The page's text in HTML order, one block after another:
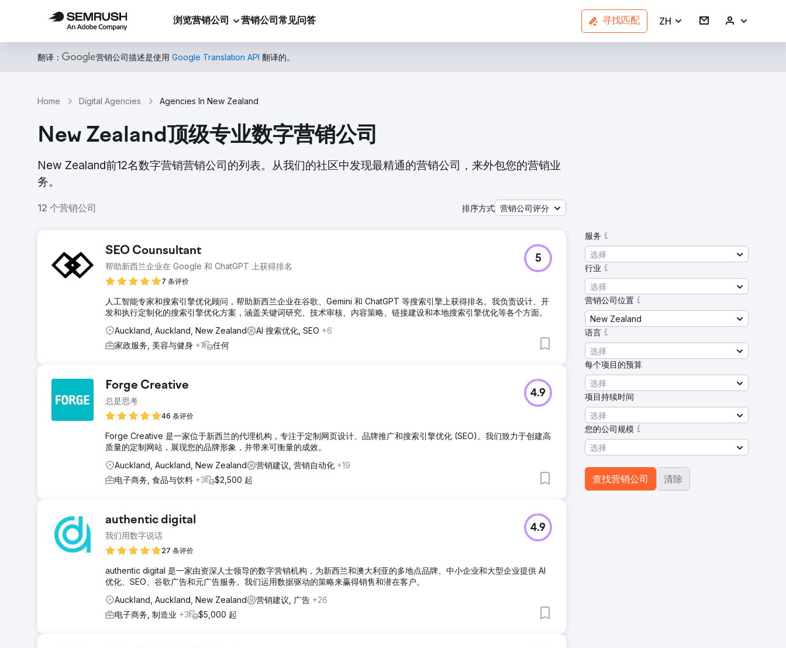
浏览营销公司 营销公司 常见问答 寻找匹配 ZH
翻译： 营销公司描述是使用 Google Translation API 翻译的。
Home Digital Agencies Agencies In New Zealand
New Zealand顶级专业数字营销公司
New Zealand前12名数字营销营销公司的列表。从我们的社区中发现最精通的营销公司，来外包您的营销业
务。
12 个营销公司 排序方式 营销公司评分
SEO Counsultant
帮助新西兰企业在 Google 和 ChatGPT 上获得排名
7 条评价
5
人工智能专家和搜索引擎优化顾问，帮助新西兰企业在谷歌、Gemini 和 ChatGPT 等搜索引擎上获得排名。我负责设计、开
发和执行定制化的搜索引擎优化方案，涵盖关键词研究、技术审核、内容策略、链接建设和本地搜索引擎优化等各个方面。
Auckland, Auckland, New Zealand
AI 搜索优化, SEO +6
家政服务, 美容与健身 +1 任何
Forge Creative
总是思考
46 条评价
4.9
Forge Creative 是一家位于新西兰的代理机构，专注于定制网页设计、品牌推广和搜索引擎优化 (SEO)。我们致力于创建高
质量的定制网站，展现您的品牌形象，并带来可衡量的成效。
Auckland, Auckland, New Zealand
营销建议, 营销自动化 +19
电子商务, 食品与饮料 +3 $2,500 起
authentic digital
我们用数字说话
27 条评价
4.9
authentic digital 是一家由资深人士领导的数字营销机构，为新西兰和澳大利亚的多地点品牌、中小企业和大型企业提供 AI
优化、SEO、谷歌广告和元广告服务。我们运用数据驱动的策略来赢得销售和潜在客户。
Auckland, Auckland, New Zealand
营销建议, 广告 +26
电子商务, 制造业 +3 $5,000 起
服务
选择
行业
选择
营销公司位置
New Zealand
语言
选择
每个项目的预算
选择
项目持续时间
选择
您的公司规模
选择
查找营销公司 清除